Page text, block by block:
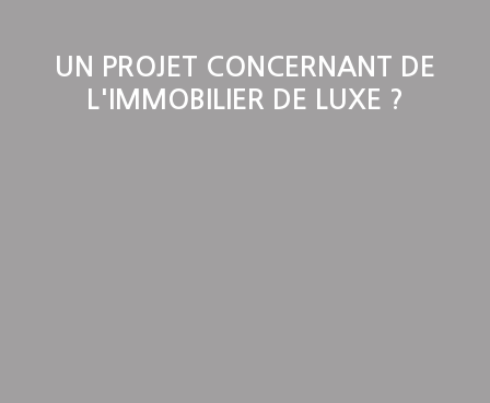
UN PROJET CONCERNANT DE
L'IMMOBILIER DE LUXE ?